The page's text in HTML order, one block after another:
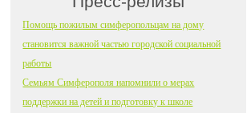
Помощь пожилым симферопольцам на дому
становится важной частью городской социальной
работы
Семьям Симферополя напомнили о мерах
поддержки на детей и подготовку к школе